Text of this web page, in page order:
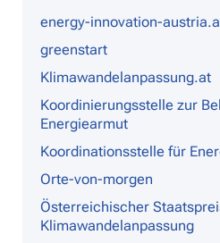
energy-innovation-
greenstart
Klimawandelanpassung.at
Koordinierungsstelle zur
Energiearmut
Koordinationsstelle für
Orte-von-morgen
Österreichischer
Klimawandelanpassung